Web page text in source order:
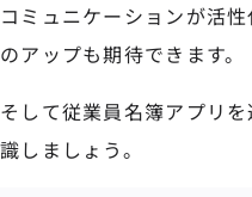
コミュニケーションが活
のアップも期待できます。
そして従業員名簿アプリ
識しましょう。